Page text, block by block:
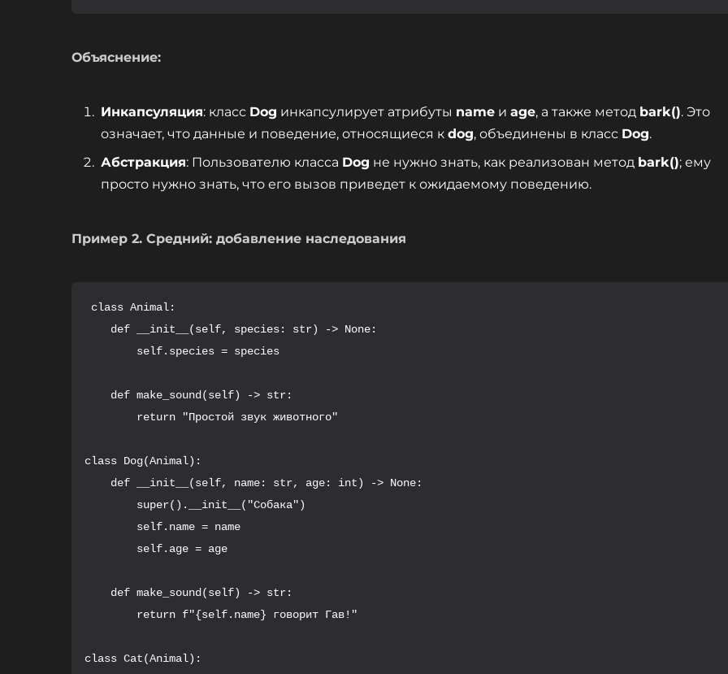
Объяснение:
Инкапсуляция: класс Dog инкапсулирует атрибуты name и age, а также метод bark(). Это
означает, что данные и поведение, относящиеся к dog, объединены в класс Dog.
Абстракция: Пользователю класса Dog не нужно знать, как реализован метод bark(); ему
просто нужно знать, что его вызов приведет к ожидаемому поведению.
Пример 2. Средний: добавление наследования
class Animal:
    def __init__(self, species: str) -> None:
        self.species = species
    def make_sound(self) -> str:
        return "Простой звук животного"
class Dog(Animal):
    def __init__(self, name: str, age: int) -> None:
        super().__init__("Собака")
        self.name = name
        self.age = age
    def make_sound(self) -> str:
        return f"{self.name} говорит Гав!"
class Cat(Animal):